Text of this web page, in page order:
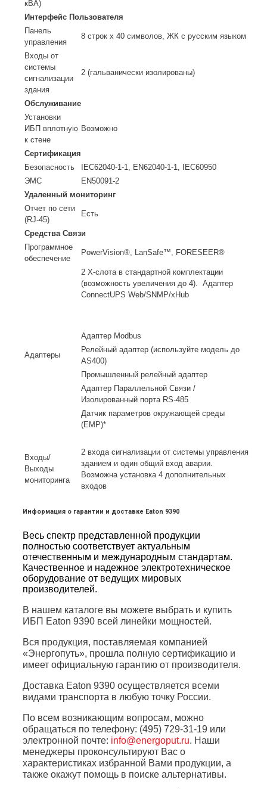
кВА)
Интерфейс Пользователя
Панель
управления
8 строк x 40 символов, ЖК с русским языком
Входы от
системы
сигнализации
здания
2 (гальванически изолированы)
Обслуживание
Установки
ИБП вплотную
к стене
Возможно
Сертификация
Безопасность
IEC62040-1-1, EN62040-1-1, IEC60950
ЭМС
EN50091-2
Удаленный мониторинг
Отчет по сети
(RJ-45)
Есть
Средства Связи
Программное
обеспечение
PowerVision®, LanSafe™, FORESEER®
Адаптеры
2 X-слота в стандартной комплектации
(возможность увеличения до 4). Адаптер
ConnectUPS Web/SNMP/xHub
Адаптер Modbus
Релейный адаптер (используйте модель до
AS400)
Промышленный релейный адаптер
Адаптер Параллельной Связи /
Изолированный порта RS-485
Датчик параметров окружающей среды
(EMP)*
Входы/
Выходы
мониторинга
2 входа сигнализации от системы управления
зданием и один общий вход аварии.
Возможна установка 4 дополнительных
входов
Информация о гарантии и доставке Eaton 9390
Весь спектр представленной продукции
полностью соответствует актуальным
отечественным и международным стандартам.
Качественное и надежное электротехническое
оборудование от ведущих мировых
производителей.
В нашем каталоге вы можете выбрать и купить
ИБП Eaton 9390 всей линейки мощностей.
Вся продукция, поставляемая компанией
«Энергопуть», прошла полную сертификацию и
имеет официальную гарантию от производителя.
Доставка Eaton 9390 осуществляется всеми
видами транспорта в любую точку России.
По всем возникающим вопросам, можно
обращаться по телефону: (495) 729-31-19 или
электронной почте: info@energoput.ru. Наши
менеджеры проконсультируют Вас о
характеристиках избранной Вами продукции, а
также окажут помощь в поиске альтернативы.